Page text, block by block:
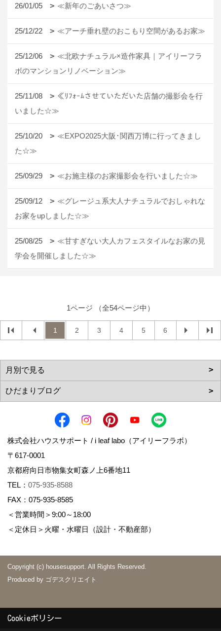
26/01/05 ≪新年のごあいさつ≫
25/12/22 ≪アーチ垂れ壁のおこもり空間があるお家≫
25/12/06
≪北欧ナチュラル×造作家具｜アイリーフラ
ボのマンションリノベーション≫
25/11/08
≪ﾘﾌｫｰﾑさせていただいた店舗の撮影会を行
いました☆≫
25/10/20
≪EXPO2025大阪･関西万博に行ってきまし
た☆≫
25/09/29 ≪お施主様のお家撮影会を行いました☆≫
25/09/12
≪グレージュ系大人ナチュラルでおしゃれな
お家をupしました☆≫
25/08/25
≪甘すぎない大人カフェスタイルなお家の見
学会を開催しました☆≫
1ページ （全54ページ中）
1 2 3 4 5 6
株式会社ハウスサポート / i leaf labo（アイリーフラボ）
〒617-0001
京都府向日市物集女町森ノ上6番地11
TEL： 075-935-8588
FAX：075-935-8585
＜営業時間＞9:00～18:00
＜定休日＞火曜・水曜日（設計・不動産部）
Copyright (c) housesupport. All Rights Reserved.
Produced by ゴデスクリエイト
Cookieポリシー